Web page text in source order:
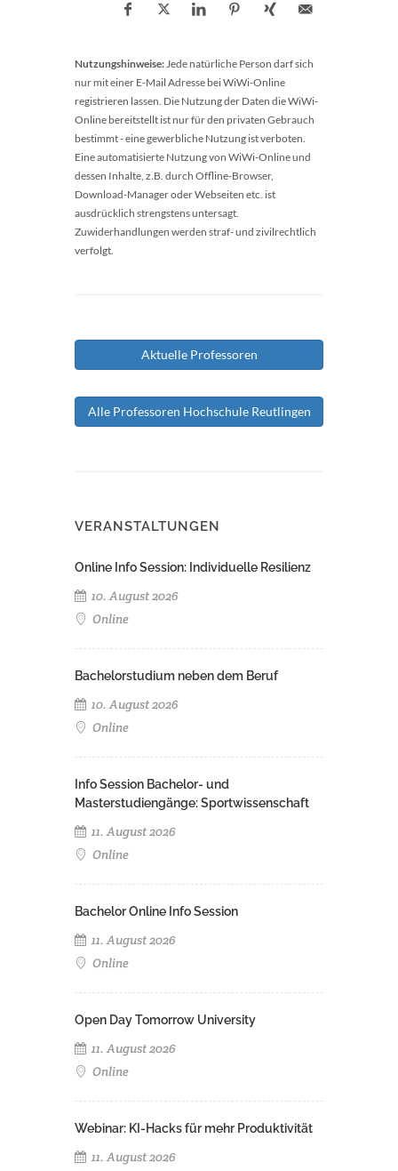
Nutzungshinweise:Jede natürliche Person darf sich
nur mit einer E-Mail Adresse bei WiWi-Online
registrieren lassen. Die Nutzung der Daten die WiWi-
Online bereitstellt ist nur für den privaten Gebrauch
bestimmt - eine gewerbliche Nutzung ist verboten.
Eine automatisierte Nutzung von WiWi-Online und
dessen Inhalte, z.B. durch Offline-Browser,
Download-Manager oder Webseiten etc. ist
ausdrücklich strengstens untersagt.
Zuwiderhandlungen werden straf- und zivilrechtlich
verfolgt.
Aktuelle Professoren
Alle Professoren Hochschule Reutlingen
VERANSTALTUNGEN
Online Info Session: Individuelle Resilienz
10. August 2026
Online
Bachelorstudium neben dem Beruf
10. August 2026
Online
Info Session Bachelor- und
Masterstudiengänge: Sportwissenschaft
11. August 2026
Online
Bachelor Online Info Session
11. August 2026
Online
Open Day Tomorrow University
11. August 2026
Online
Webinar: KI-Hacks für mehr Produktivität
11. August 2026